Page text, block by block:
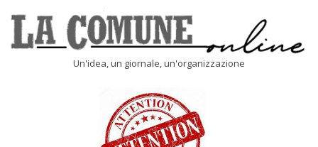
content
Un'idea, un giornale, un'organizzazione